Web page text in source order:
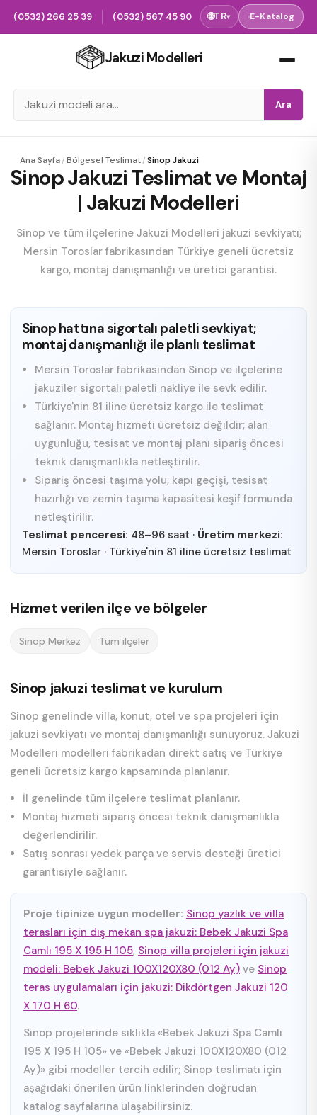
(0532) 266 25 39 (0532) 567 45 90 🌐TR▾ ›E-Katalog
Jakuzi Modelleri
Ara
Ana Sayfa/Bölgesel Teslimat/Sinop Jakuzi
Sinop Jakuzi Teslimat ve Montaj
| Jakuzi Modelleri
Sinop ve tüm ilçelerine Jakuzi Modelleri jakuzi sevkiyatı;
Mersin Toroslar fabrikasından Türkiye geneli ücretsiz
kargo, montaj danışmanlığı ve üretici garantisi.
Sinop hattına sigortalı paletli sevkiyat;
montaj danışmanlığı ile planlı teslimat
Mersin Toroslar fabrikasından Sinop ve ilçelerine
jakuziler sigortalı paletli nakliye ile sevk edilir.
Türkiye'nin 81 iline ücretsiz kargo ile teslimat
sağlanır. Montaj hizmeti ücretsiz değildir; alan
uygunluğu, tesisat ve montaj planı sipariş öncesi
teknik danışmanlıkla netleştirilir.
Sipariş öncesi taşıma yolu, kapı geçişi, tesisat
hazırlığı ve zemin taşıma kapasitesi keşif formunda
netleştirilir.
Teslimat penceresi: 48–96 saat · Üretim merkezi:
Mersin Toroslar · Türkiye'nin 81 iline ücretsiz teslimat
Hizmet verilen ilçe ve bölgeler
Sinop Merkez Tüm ilçeler
Sinop jakuzi teslimat ve kurulum
Sinop genelinde villa, konut, otel ve spa projeleri için
jakuzi sevkiyatı ve montaj danışmanlığı sunuyoruz. Jakuzi
Modelleri modelleri fabrikadan direkt satış ve Türkiye
geneli ücretsiz kargo kapsamında planlanır.
İl genelinde tüm ilçelere teslimat planlanır.
Montaj hizmeti sipariş öncesi teknik danışmanlıkla
değerlendirilir.
Satış sonrası yedek parça ve servis desteği üretici
garantisiyle sağlanır.
Proje tipinize uygun modeller: Sinop yazlık ve villa
terasları için dış mekan spa jakuzi: Bebek Jakuzi Spa
Camlı 195 X 195 H 105, Sinop villa projeleri için jakuzi
modeli: Bebek Jakuzi 100X120X80 (012 Ay) ve Sinop
teras uygulamaları için jakuzi: Dikdörtgen Jakuzi 120
X 170 H 60.
Sinop projelerinde sıklıkla «Bebek Jakuzi Spa Camlı
195 X 195 H 105» ve «Bebek Jakuzi 100X120X80 (012
Ay)» gibi modeller tercih edilir; Sinop teslimatı için
aşağıdaki önerilen ürün linklerinden doğrudan
katalog sayfalarına ulaşabilirsiniz.